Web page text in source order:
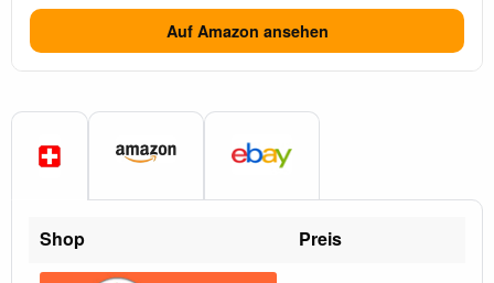
Auf Amazon ansehen
Shop Preis